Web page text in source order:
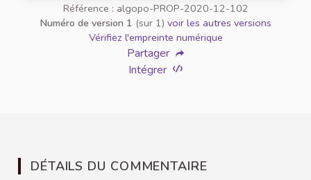
Référence : algopo-PROP-2020-12-102
Numéro de version 1 (sur 1) voir les autres versions
Vérifiez l'empreinte numérique
Partager
Intégrer
DÉTAILS DU COMMENTAIRE